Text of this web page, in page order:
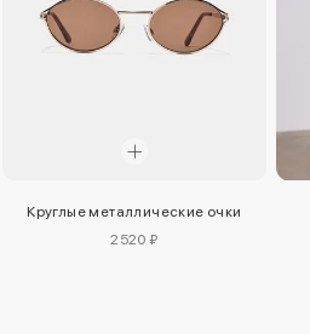
Круглые металлические очки
2520 ₽